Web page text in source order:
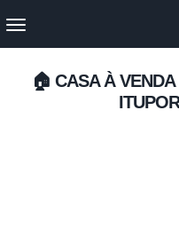
🏠 CASA À